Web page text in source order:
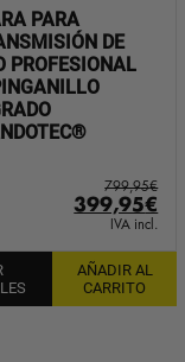
PARA
DE
PROFESIONAL
799,95€
El
precio
original
era:
799,95€.
399,95€
IVA incl.
AÑADIR AL
CARRITO